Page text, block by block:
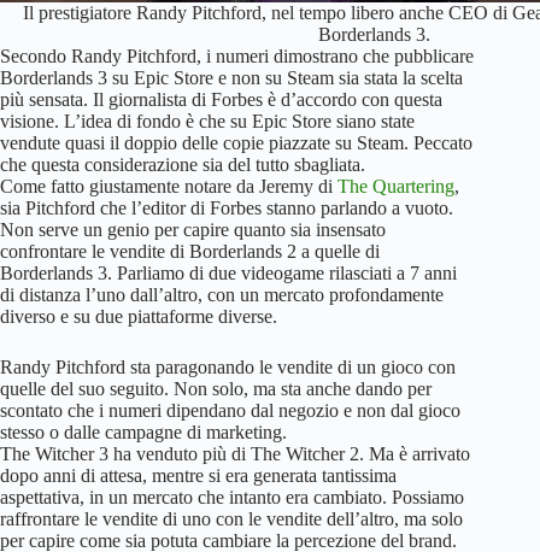
Il prestigiatore Randy Pitchford, nel tempo libero anche CEO di
Borderlands 3.
Secondo Randy Pitchford, i numeri dimostrano che pubblicare
Borderlands 3 su Epic Store e non su Steam sia stata la scelta
più sensata. Il giornalista di Forbes è d’accordo con questa
visione. L’idea di fondo è che su Epic Store siano state
vendute quasi il doppio delle copie piazzate su Steam. Peccato
che questa considerazione sia del tutto sbagliata.
Come fatto giustamente notare da Jeremy di The Quartering,
sia Pitchford che l’editor di Forbes stanno parlando a vuoto.
Non serve un genio per capire quanto sia insensato
confrontare le vendite di Borderlands 2 a quelle di
Borderlands 3. Parliamo di due videogame rilasciati a 7 anni
di distanza l’uno dall’altro, con un mercato profondamente
diverso e su due piattaforme diverse.
Randy Pitchford sta paragonando le vendite di un gioco con
quelle del suo seguito. Non solo, ma sta anche dando per
scontato che i numeri dipendano dal negozio e non dal gioco
stesso o dalle campagne di marketing.
The Witcher 3 ha venduto più di The Witcher 2. Ma è arrivato
dopo anni di attesa, mentre si era generata tantissima
aspettativa, in un mercato che intanto era cambiato. Possiamo
raffrontare le vendite di uno con le vendite dell’altro, ma solo
per capire come sia potuta cambiare la percezione del brand.